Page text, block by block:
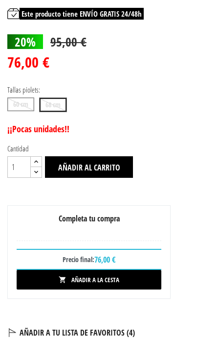
Este producto tiene ENVÍO GRATIS 24/48h
20% 95,00 €
76,00 €
Tallas piolets:
60 cm 68 cm
¡¡Pocas unidades!!
Cantidad
AÑADIR AL CARRITO
Completa tu compra
Precio final:76,00 €
 AÑADIR A LA CESTA
AÑADIR A TU LISTA DE FAVORITOS (4)